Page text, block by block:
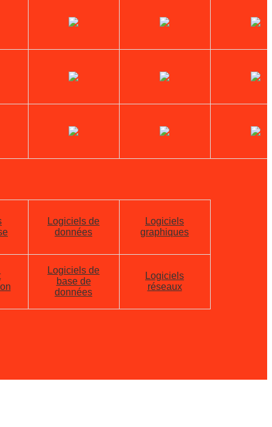
Logiciels de
données
Logiciels
graphiques
Logiciels de
base de
données
Logiciels
réseaux